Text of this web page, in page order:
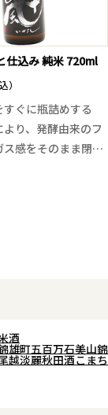
重ねて誕生した
らしく、酸味は
なく、冴えわたる
いキレを演出。微
韻へと続く、これ
ダンな味わいをお楽
ます。
仕込み 純米 720ml
）
ぐに瓶詰めする
より、発酵由来のフ
ス感をそのまま閉じ
らみのある甘味が
ハツラツとした酸
酒
雄町五百万石美山錦
越淡麗秋田酒こまち